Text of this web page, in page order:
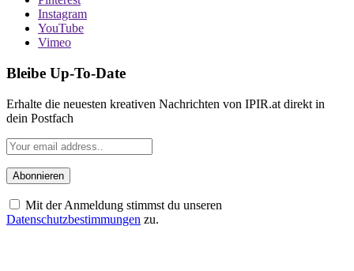
Instagram
YouTube
Vimeo
Bleibe Up-To-Date
Erhalte die neuesten kreativen Nachrichten von IPIR.at direkt in
dein Postfach
Mit der Anmeldung stimmst du unseren
Datenschutzbestimmungen zu.